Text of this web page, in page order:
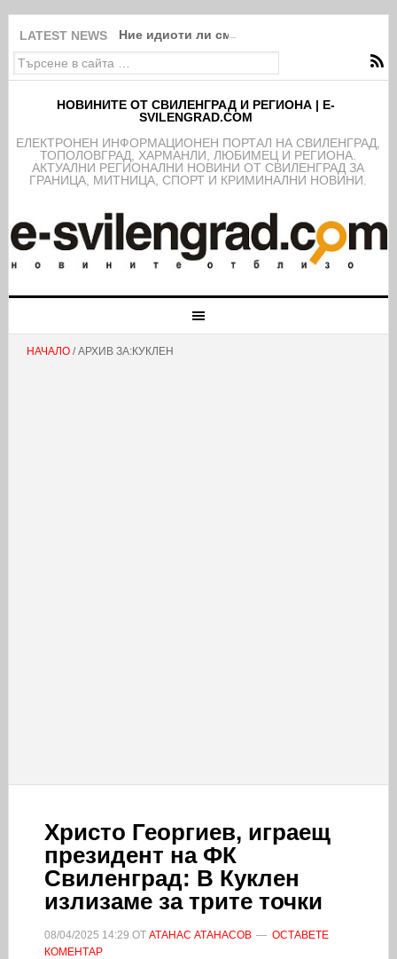
LATEST NEWS Ние идиоти ли сме?!
НОВИНИТЕ ОТ СВИЛЕНГРАД И РЕГИОНА | E-
SVILENGRAD.COM
EЛЕКТРОНЕН ИНФОРМАЦИОНЕН ПОРТАЛ НА СВИЛЕНГРАД,
ТОПОЛОВГРАД, ХАРМАНЛИ, ЛЮБИМЕЦ И РЕГИОНА.
АКТУАЛНИ РЕГИОНАЛНИ НОВИНИ ОТ СВИЛЕНГРАД ЗА
ГРАНИЦА, МИТНИЦА, СПОРТ И КРИМИНАЛНИ НОВИНИ.
НАЧАЛО/ АРХИВ ЗА:КУКЛЕН
Христо Георгиев, играещ
президент на ФК
Свиленград: В Куклен
излизаме за трите точки
08/04/2025 14:29 ОТ АТАНАС АТАНАСОВ
ОСТАВЕТЕ
КОМЕНТАР